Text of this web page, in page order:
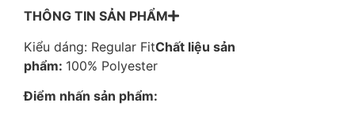
THÔNG TIN SẢN PHẨM
Kiểu dáng: Regular FitChất liệu sản
phẩm: 100% Polyester
Điểm nhấn sản phẩm: